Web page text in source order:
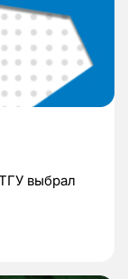
выбрал